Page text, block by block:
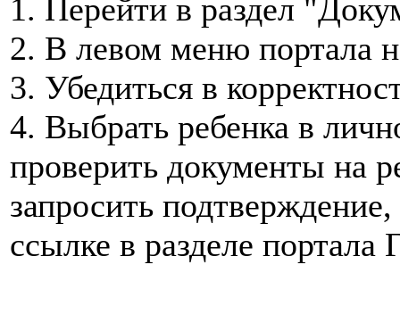
1. Перейти в раздел
2. В левом меню портала
3. Убедиться в
4. Выбрать ребенка в
проверить документы на
запросить
ссылке в разделе портала